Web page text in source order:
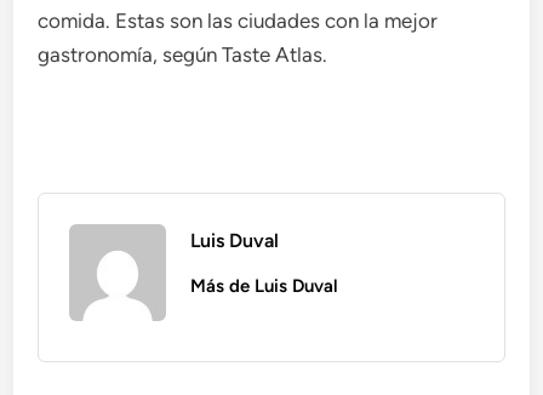
comida. Estas son las ciudades con la mejor
gastronomía, según Taste Atlas.
Luis Duval
Más de Luis Duval